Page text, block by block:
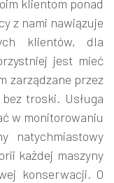
klientom ponad
z nami nawiązuje
klientów, dla
jest mieć
zarządzane przez
troski. Usługa
w monitorowaniu
natychmiastowy
każdej maszyny
konserwacji. O